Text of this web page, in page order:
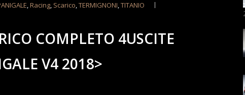
,Racing, Scarico,TERMIGNONI,TITANIO
COMPLETO 4USCITE
V4 2018>